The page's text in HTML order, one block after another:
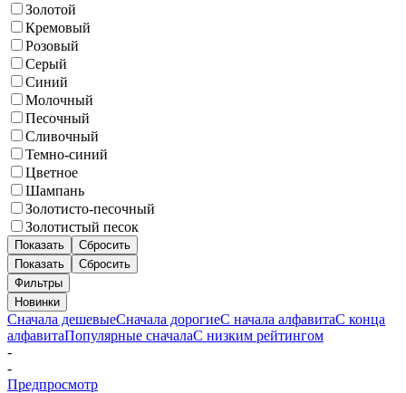
Золотой
Кремовый
Розовый
Серый
Синий
Молочный
Песочный
Сливочный
Темно-синий
Цветное
Шампань
Золотисто-песочный
Золотистый песок
Показать
Сбросить
Показать
Сбросить
Фильтры
Новинки
Сначала дешевыеСначала дорогиеС начала алфавитаС конца
алфавитаПопулярные сначалаС низким рейтингом
-
-
Предпросмотр